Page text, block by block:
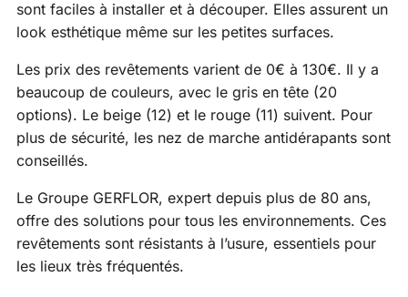
sont faciles à installer et à découper. Elles assurent un
look esthétique même sur les petites surfaces.
Les prix des revêtements varient de 0€ à 130€. Il y a
beaucoup de couleurs, avec le gris en tête (20
options). Le beige (12) et le rouge (11) suivent. Pour
plus de sécurité, les nez de marche antidérapants sont
conseillés.
Le Groupe GERFLOR, expert depuis plus de 80 ans,
offre des solutions pour tous les environnements. Ces
revêtements sont résistants à l’usure, essentiels pour
les lieux très fréquentés.